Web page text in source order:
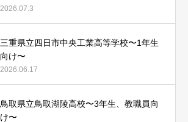
2026.07.3
三重県立四日市中央工業高等学校〜1年生
向け〜
2026.06.17
鳥取県立鳥取湖陵高校〜3年生、教職員向
け〜